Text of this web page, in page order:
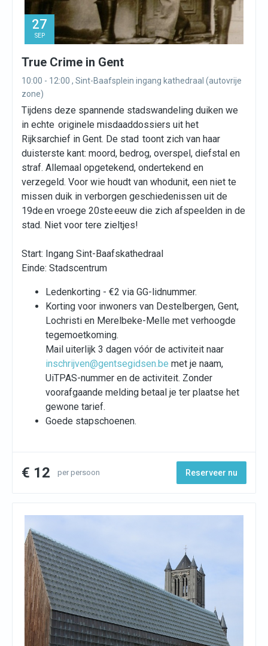
27
SEP
True Crime in Gent
10:00 - 12:00 , Sint-Baafsplein ingang kathedraal (autovrije
zone)
Tijdens deze spannende stadswandeling duiken we
in echte originele misdaaddossiers uit het
Rijksarchief in Gent. De stad toont zich van haar
duisterste kant: moord, bedrog, overspel, diefstal en
straf. Allemaal opgetekend, ondertekend en
verzegeld. Voor wie houdt van whodunit, een niet te
missen duik in verborgen geschiedenissen uit de
19de en vroege 20ste eeuw die zich afspeelden in de
stad. Niet voor tere zieltjes!
Start: Ingang Sint-Baafskathedraal
Einde: Stadscentrum
Ledenkorting - €2 via GG-lidnummer.
Korting voor inwoners van Destelbergen, Gent,
Lochristi en Merelbeke-Melle met verhoogde
tegemoetkoming.
Mail uiterlijk 3 dagen vóór de activiteit naar
inschrijven@gentsegidsen.be met je naam,
UiTPAS-nummer en de activiteit. Zonder
voorafgaande melding betaal je ter plaatse het
gewone tarief.
Goede stapschoenen.
€ 12 per persoon Reserveer nu